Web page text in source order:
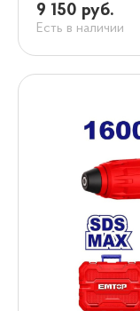
9 150 руб.
Есть в наличии